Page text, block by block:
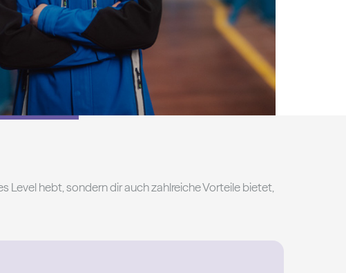
Level hebt, sondern dir auch zahlreiche Vorteile bietet,